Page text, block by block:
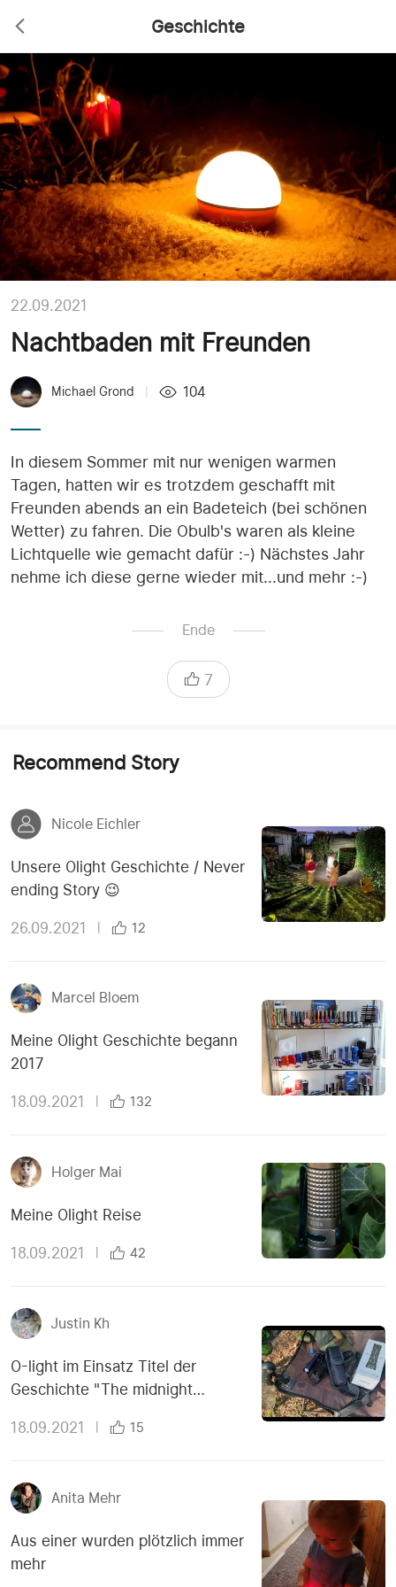
Geschichte
22.09.2021
Nachtbaden mit Freunden
Michael Grond 104
In diesem Sommer mit nur wenigen warmen
Tagen, hatten wir es trotzdem geschafft mit
Freunden abends an ein Badeteich (bei schönen
Wetter) zu fahren. Die Obulb's waren als kleine
Lichtquelle wie gemacht dafür :-) Nächstes Jahr
nehme ich diese gerne wieder mit...und mehr :-)
Ende
7
Recommend Story
Nicole Eichler
Unsere Olight Geschichte / Never
ending Story 😉
26.09.2021 | 12
Marcel Bloem
Meine Olight Geschichte begann
2017
18.09.2021 132
Holger Mai
Meine Olight Reise
18.09.2021 42
Justin Kh
O-light im Einsatz Titel der
Geschichte "The midnight
18.09.2021 15
Anita Mehr
Aus einer wurden plötzlich immer
mehr